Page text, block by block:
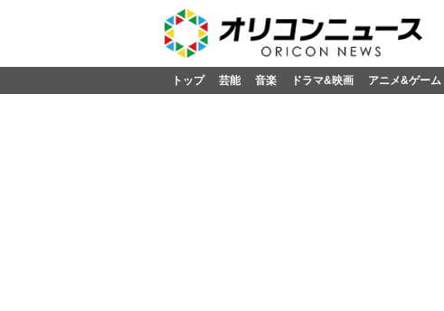
トップ 芸能 音楽 ドラマ&映画 アニメ&ゲーム